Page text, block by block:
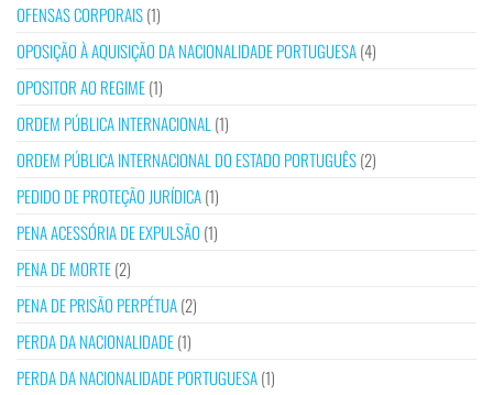
OFENSAS CORPORAIS(1)
OPOSIÇÃO À AQUISIÇÃO DA NACIONALIDADE PORTUGUESA(4)
OPOSITOR AO REGIME(1)
ORDEM PÚBLICA INTERNACIONAL (1)
ORDEM PÚBLICA INTERNACIONAL DO ESTADO PORTUGUÊS(2)
PEDIDO DE PROTEÇÃO JURÍDICA(1)
PENA ACESSÓRIA DE EXPULSÃO (1)
PENA DE MORTE(2)
PENA DE PRISÃO PERPÉTUA(2)
PERDA DA NACIONALIDADE(1)
PERDA DA NACIONALIDADE PORTUGUESA(1)